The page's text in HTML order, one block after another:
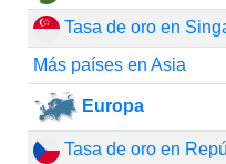
Tasa de oro en
Más países en Asia
Europa
Tasa de oro en